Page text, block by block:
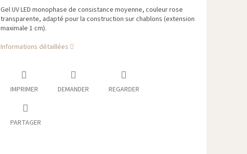
Gel UV LED monophase de consistance moyenne, couleur rose
transparente, adapté pour la construction sur chablons (extension
maximale 1 cm).
Informations détaillées
IMPRIMER DEMANDER REGARDER
PARTAGER